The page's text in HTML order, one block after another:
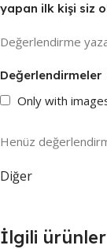
Değerlendirmeler
Only with
Henüz
yapan ilk kişi siz
Değerlendirme
Diğer
İlgili ürünler